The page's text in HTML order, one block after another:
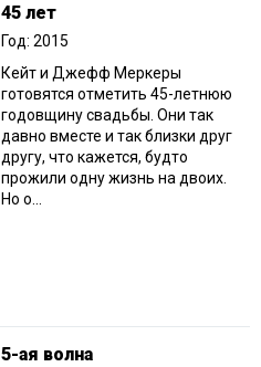
45 лет
Год: 2015
Кейт и Джефф Меркеры
готовятся отметить 45-летнюю
годовщину свадьбы. Они так
давно вместе и так близки друг
другу, что кажется, будто
прожили одну жизнь на двоих.
Но о...
5-ая волна